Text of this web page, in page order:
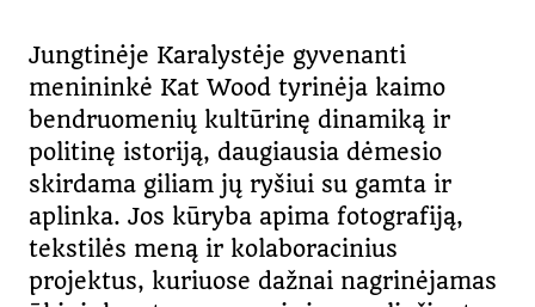
Jungtinėje Karalystėje gyvenanti
menininkė Kat Wood tyrinėja kaimo
bendruomenių kultūrinę dinamiką ir
politinę istoriją, daugiausia dėmesio
skirdama giliam jų ryšiui su gamta ir
aplinka. Jos kūryba apima fotografiją,
tekstilės meną ir kolaboracinius
projektus, kuriuose dažnai nagrinėjamas